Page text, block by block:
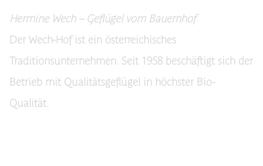
Hermine Wech – Geflügel vom Bauernhof
Der Wech-Hof ist ein österreichisches
Traditionsunternehmen. Seit 1958 beschäftigt sich der
Betrieb mit Qualitätsgeflügel in höchster Bio-
Qualität.